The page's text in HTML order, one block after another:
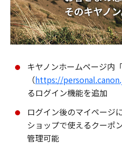
キヤノンホームページ内
（https://
るログイン機能を追加
ログイン後のマイページ
ショップで使えるクーポ
管理可能